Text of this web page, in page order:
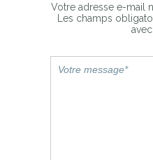
Votre adresse e-mail
Les champs
avec